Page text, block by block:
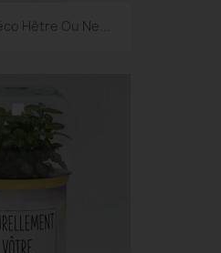
Hêtre Ou Ne...